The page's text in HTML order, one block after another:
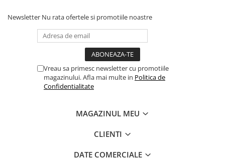
Newsletter Nu rata ofertele si promotiile noastre
Vreau sa primesc newsletter cu promotiile
magazinului. Afla mai multe in Politica de
Confidentialitate
MAGAZINUL MEU
CLIENTI
DATE COMERCIALE